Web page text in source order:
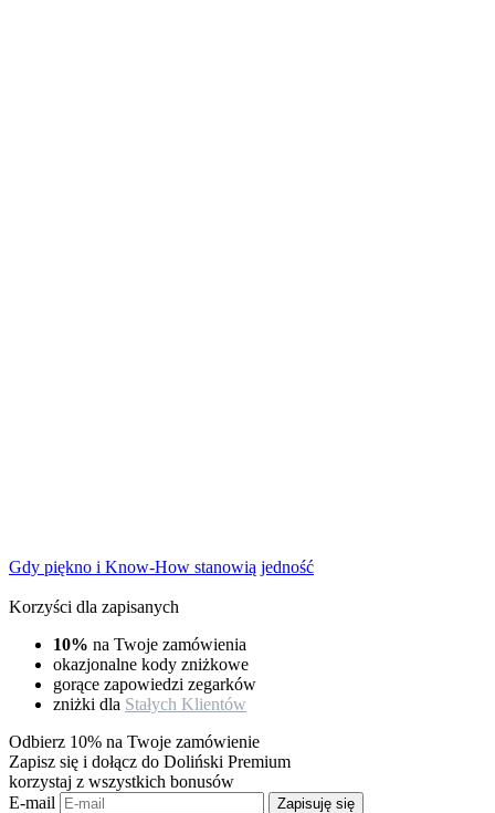
Gdy piękno i Know-How stanowią jedność
Korzyści dla zapisanych
10% na Twoje zamówienia
okazjonalne kody zniżkowe
gorące zapowiedzi zegarków
zniżki dla Stałych Klientów
Odbierz 10% na Twoje zamówienie
Zapisz się i dołącz do Doliński Premium
korzystaj z wszystkich bonusów
E-mail
Zapisuję się